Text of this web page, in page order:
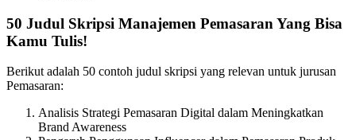
50 Judul Skripsi Manajemen Pemasaran Yang Bisa
Kamu Tulis!
Berikut adalah 50 contoh judul skripsi yang relevan untuk jurusan
Pemasaran:
Analisis Strategi Pemasaran Digital dalam Meningkatkan
Brand Awareness